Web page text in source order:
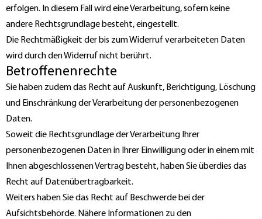
erfolgen. In diesem Fall wird eine Verarbeitung, sofern keine
andere Rechtsgrundlage besteht, eingestellt.
Die Rechtmäßigkeit der bis zum Widerruf verarbeiteten Daten
wird durch den Widerruf nicht berührt.
Betroffenenrechte
Sie haben zudem das Recht auf Auskunft, Berichtigung, Löschung
und Einschränkung der Verarbeitung der personenbezogenen
Daten.
Soweit die Rechtsgrundlage der Verarbeitung Ihrer
personenbezogenen Daten in Ihrer Einwilligung oder in einem mit
Ihnen abgeschlossenen Vertrag besteht, haben Sie überdies das
Recht auf Datenübertragbarkeit.
Weiters haben Sie das Recht auf Beschwerde bei der
Aufsichtsbehörde. Nähere Informationen zu den